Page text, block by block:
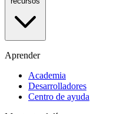
Aprender
Academia
Desarrolladores
Centro de ayuda